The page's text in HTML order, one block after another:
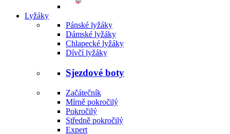
Lyžáky
Pánské lyžáky
Dámské lyžáky
Chlapecké lyžáky
Dívčí lyžáky
Sjezdové boty
Začátečník
Mírně pokročilý
Pokročilý
Středně pokročilý
Expert